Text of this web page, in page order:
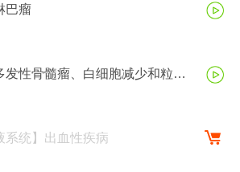
巴瘤
发性骨髓瘤、白细胞减少和粒细
系统】出血性疾病